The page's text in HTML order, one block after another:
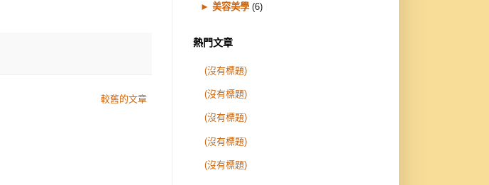
較舊的文章
► 美容美學 (6)
熱門文章
(沒有標題)
(沒有標題)
(沒有標題)
(沒有標題)
(沒有標題)